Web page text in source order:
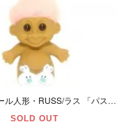
TROLL/トロール人形・RUSS/ラス 「パステルオレンジ/Ｍ・Ｌ/イースターラビット」
SOLD OUT